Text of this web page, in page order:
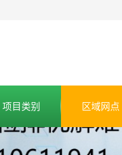
项目类别 区域网点